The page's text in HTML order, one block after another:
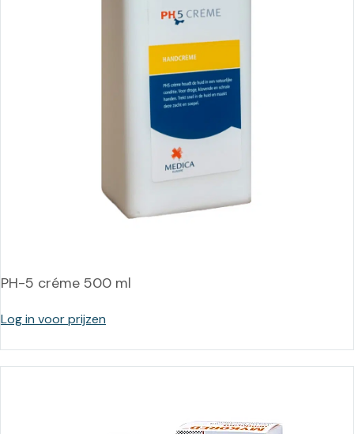
PH-5 créme 500 ml
Log in voor prijzen